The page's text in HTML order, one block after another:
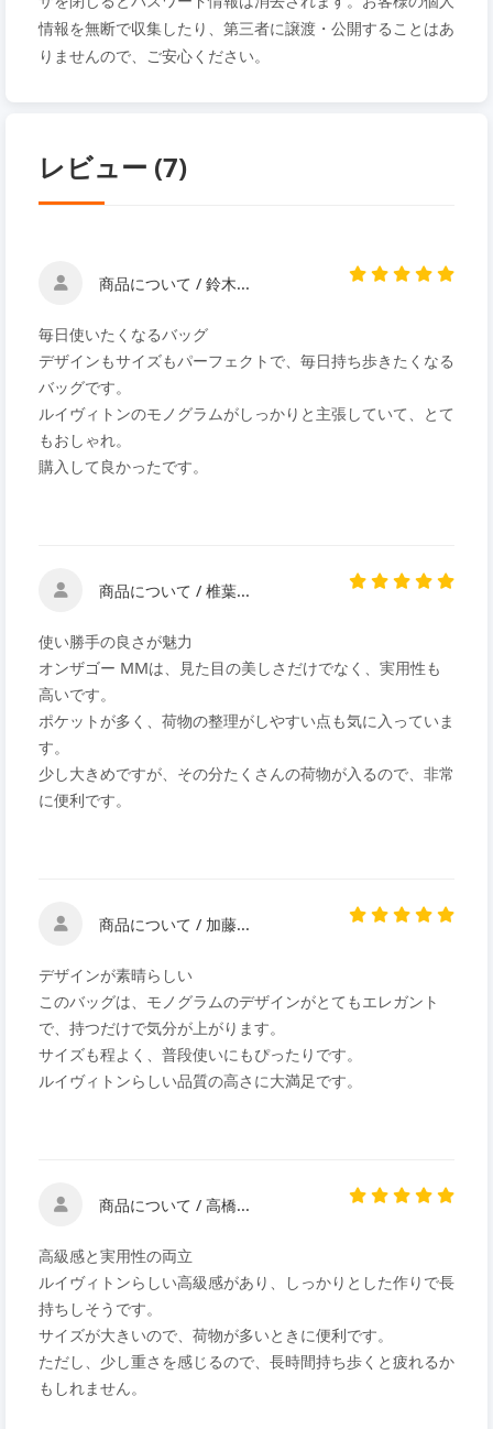
情報を無断で収集したり、第三者に譲渡・公開することはあ
りませんので、ご安心ください。
レビュー (7)
商品について / 鈴木...
毎日使いたくなるバッグ
デザインもサイズもパーフェクトで、毎日持ち歩きたくなる
バッグです。
ルイヴィトンのモノグラムがしっかりと主張していて、とて
もおしゃれ。
購入して良かったです。
商品について / 椎葉...
使い勝手の良さが魅力
オンザゴー MMは、見た目の美しさだけでなく、実用性も
高いです。
ポケットが多く、荷物の整理がしやすい点も気に入っていま
す。
少し大きめですが、その分たくさんの荷物が入るので、非常
に便利です。
商品について / 加藤...
デザインが素晴らしい
このバッグは、モノグラムのデザインがとてもエレガント
で、持つだけで気分が上がります。
サイズも程よく、普段使いにもぴったりです。
ルイヴィトンらしい品質の高さに大満足です。
商品について / 高橋...
高級感と実用性の両立
ルイヴィトンらしい高級感があり、しっかりとした作りで長
持ちしそうです。
サイズが大きいので、荷物が多いときに便利です。
ただし、少し重さを感じるので、長時間持ち歩くと疲れるか
もしれません。